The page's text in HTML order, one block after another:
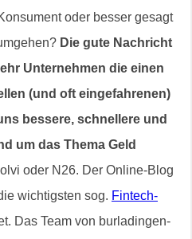
oder besser gesagt
Die gute Nachricht
Unternehmen die einen
(und oft eingefahrenen)
bessere, schnellere und
um das Thema Geld
oder N26. Der Online-Blog
wichtigsten sog. Fintech-
Das Team von burladingen-